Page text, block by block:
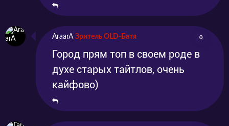
AraarA Зритель OLD-Батя 0
Город прям топ в своем роде в
духе старых тайтлов, очень
кайфово)